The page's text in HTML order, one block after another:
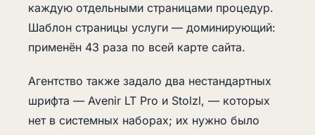
каждую отдельными страницами процедур.
Шаблон страницы услуги — доминирующий:
применён 43 раза по всей карте сайта.
Агентство также задало два нестандартных
шрифта — Avenir LT Pro и Stolzl, — которых
нет в системных наборах; их нужно было